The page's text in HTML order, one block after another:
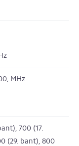
MHz
700 (17.
(29. bant), 800